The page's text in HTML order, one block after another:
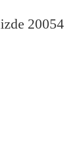
20054